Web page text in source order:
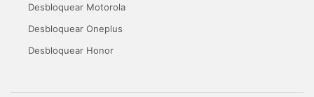
Desbloquear Motorola
Desbloquear Oneplus
Desbloquear Honor